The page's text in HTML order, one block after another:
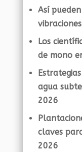
Así
Los
de mono
agua
2026
claves
2026